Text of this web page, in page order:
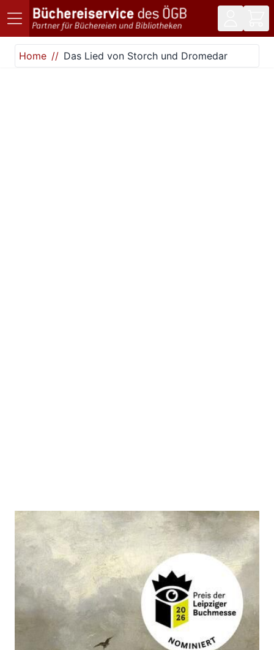
Direkt zum Inhalt
Home
Das Lied von Storch und Dromedar
Das Lied von Storch und Dromedar
Zur Wunschliste hinzufügen
Roman
Anjet Daanje